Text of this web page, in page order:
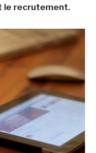
le recrutement.